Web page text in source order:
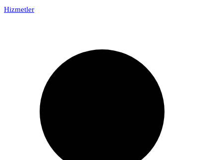
Hizmetler